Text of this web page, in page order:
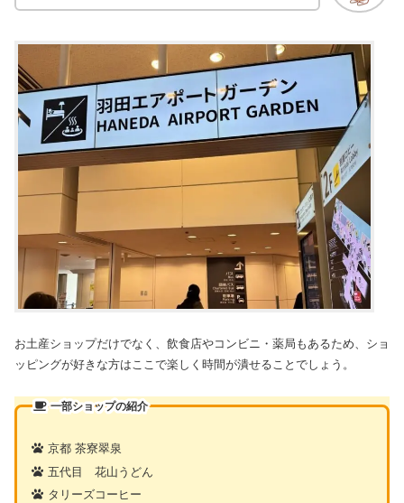
お土産ショップだけでなく、飲食店やコンビニ・薬局もあるため、ショ
ッピングが好きな方はここで楽しく時間が潰せることでしょう。
一部ショップの紹介
京都 茶寮翠泉
五代目 花山うどん
タリーズコーヒー